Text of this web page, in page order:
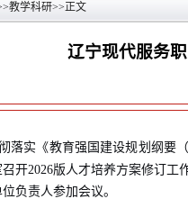
教学科研>>正文
辽宁现代服务
落实《教育强国建设规划纲要
开2026版人才培养方案修订
负责人参加会议。